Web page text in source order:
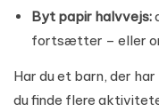
Byt papir halvvejs:
fortsætter – eller
Har du et barn, der
du finde flere